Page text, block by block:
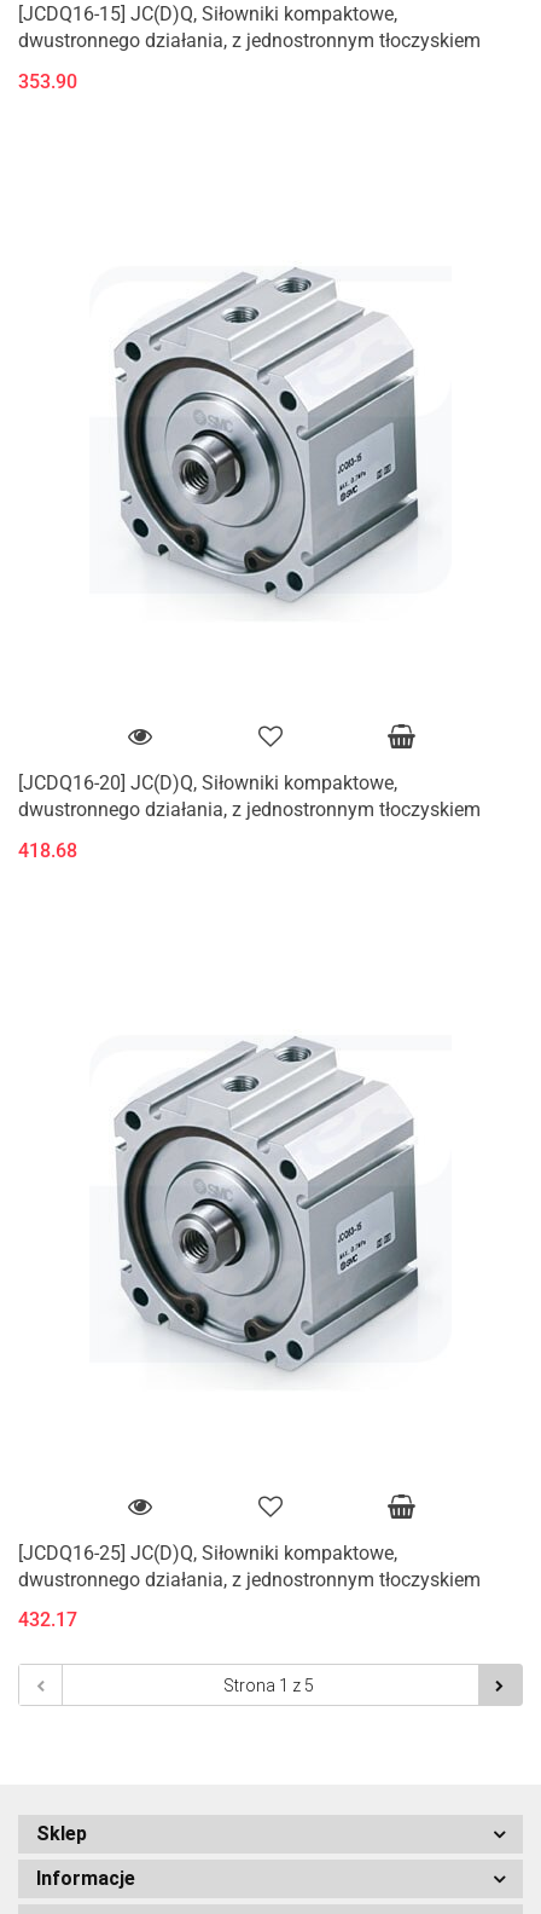
[JCDQ16-15] JC(D)Q, Siłowniki kompaktowe,
dwustronnego działania, z jednostronnym tłoczyskiem
353.90
[JCDQ16-20] JC(D)Q, Siłowniki kompaktowe,
dwustronnego działania, z jednostronnym tłoczyskiem
418.68
[JCDQ16-25] JC(D)Q, Siłowniki kompaktowe,
dwustronnego działania, z jednostronnym tłoczyskiem
432.17
Sklep
Informacje